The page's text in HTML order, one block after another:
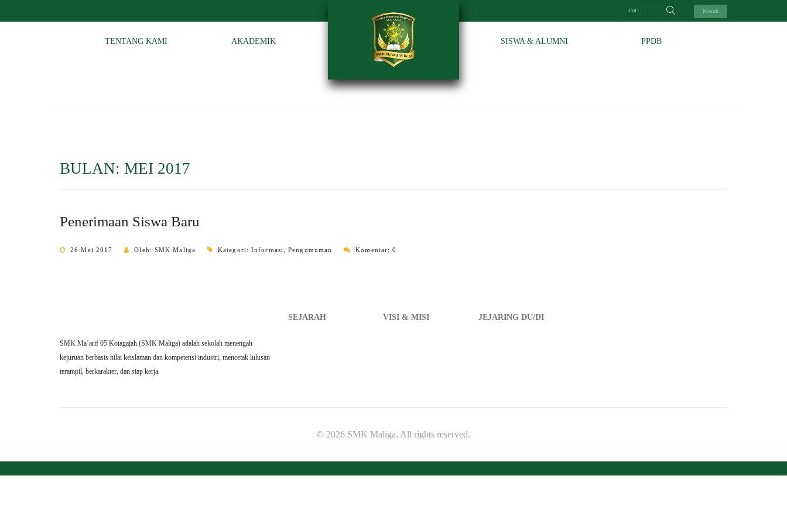
Masuk
TENTANG KAMI AKADEMIK SISWA & ALUMNI PPDB
BULAN: MEI 2017
Penerimaan Siswa Baru
26 Mei 2017 Oleh: SMK Maliga Kategori:Informasi ,Pengumuman Komentar: 0
SMK Ma’arif 05 Kotagajah (SMK Maliga) adalah sekolah menengah
kejuruan berbasis nilai keislaman dan kompetensi industri, mencetak lulusan
terampil, berkarakter, dan siap kerja.
SEJARAH VISI & MISI JEJARING DU/DI
© 2026 SMK Maliga. All rights reserved.